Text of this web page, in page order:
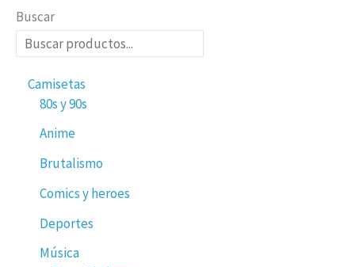
Buscar
Camisetas
80s y 90s
Anime
Brutalismo
Comics y heroes
Deportes
Música